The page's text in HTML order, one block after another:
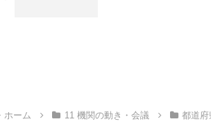
ホーム 11 機関の動き・会議 都道府